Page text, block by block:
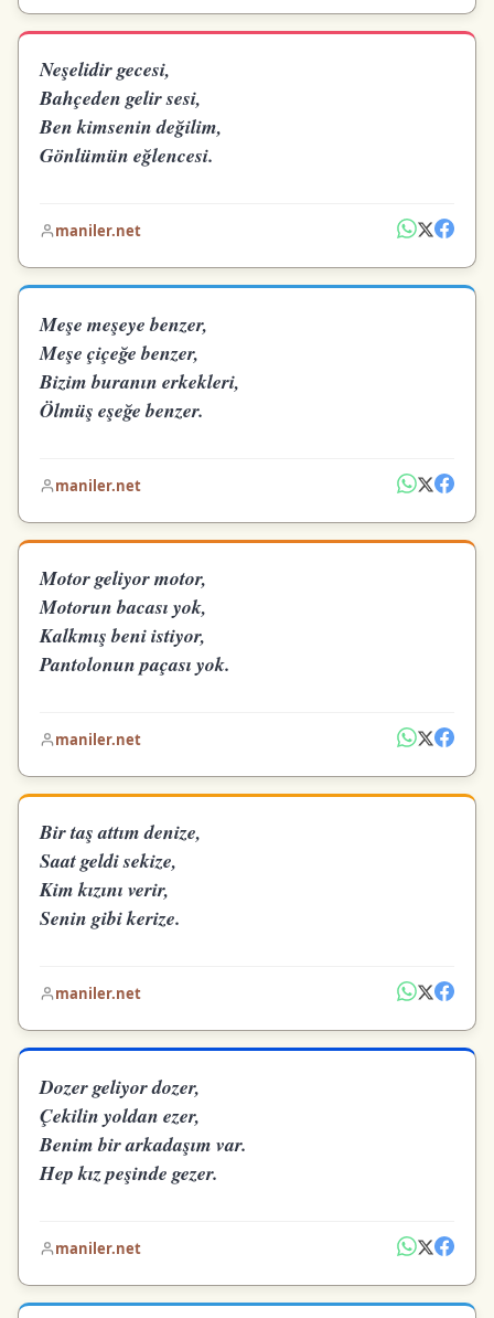
Neşelidir gecesi,
Bahçeden gelir sesi,
Ben kimsenin değilim,
Gönlümün eğlencesi.
maniler.net
Meşe meşeye benzer,
Meşe çiçeğe benzer,
Bizim buranın erkekleri,
Ölmüş eşeğe benzer.
maniler.net
Motor geliyor motor,
Motorun bacası yok,
Kalkmış beni istiyor,
Pantolonun paçası yok.
maniler.net
Bir taş attım denize,
Saat geldi sekize,
Kim kızını verir,
Senin gibi kerize.
maniler.net
Dozer geliyor dozer,
Çekilin yoldan ezer,
Benim bir arkadaşım var.
Hep kız peşinde gezer.
maniler.net